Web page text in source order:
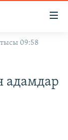
09:58
адамдар